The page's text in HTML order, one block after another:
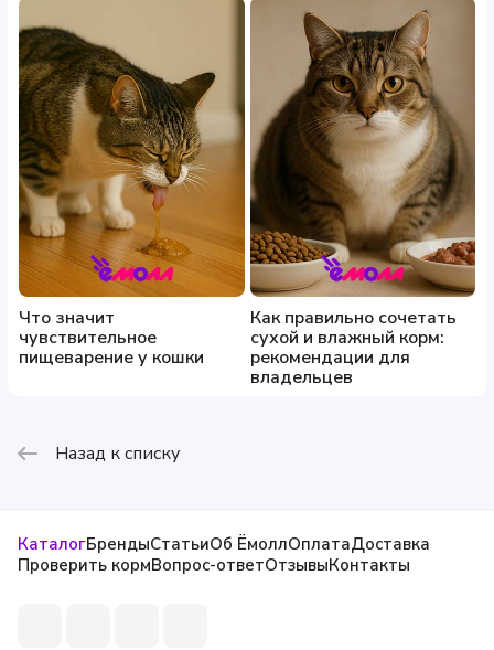
Что значит
чувствительное
пищеварение у кошки
Как правильно сочетать
сухой и влажный корм:
рекомендации для
владельцев
Назад к списку
КаталогБрендыСтатьиОб ЁмоллОплатаДоставка
Проверить кормВопрос-ответОтзывыКонтакты